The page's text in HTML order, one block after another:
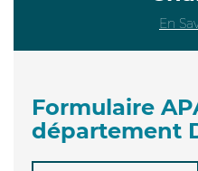
En
Formulaire
département